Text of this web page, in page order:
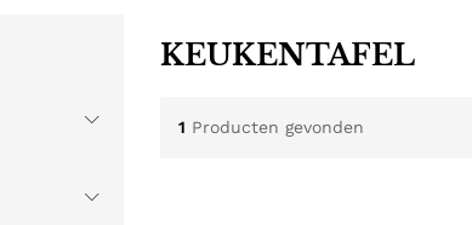
KEUKENTAFEL
1 Producten gevonden